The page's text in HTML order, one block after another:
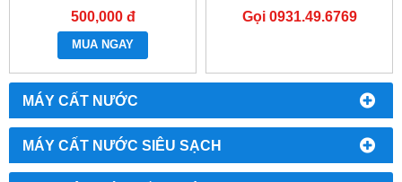
MÁY CẤT NƯỚC
MÁY CẤT NƯỚC SIÊU SẠCH
AS804
500,000 đ
MUA NGAY
Gọi 0931.49.6769